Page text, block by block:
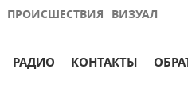
ПРОИСШЕСТВИЯ ВИЗУАЛ
РАДИО КОНТАКТЫ